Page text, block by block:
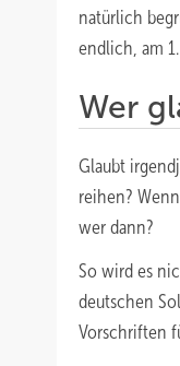
natürlich
endlich, am
Wer
Glaubt
reihen?
wer dann?
So wird es
deutschen
Vorschriften